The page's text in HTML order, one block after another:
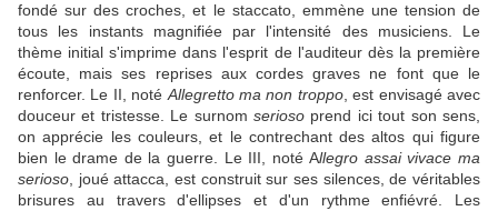
fondé sur des croches, et le staccato, emmène une tension de
tous les instants magnifiée par l'intensité des musiciens. Le
thème initial s'imprime dans l'esprit de l'auditeur dès la première
écoute, mais ses reprises aux cordes graves ne font que le
renforcer. Le II, noté Allegretto ma non troppo, est envisagé avec
douceur et tristesse. Le surnom serioso prend ici tout son sens,
on apprécie les couleurs, et le contrechant des altos qui figure
bien le drame de la guerre. Le III, noté Allegro assai vivace ma
serioso , joué attacca, est construit sur ses silences, de véritables
brisures au travers d'ellipses et d'un rythme enfiévré. Les